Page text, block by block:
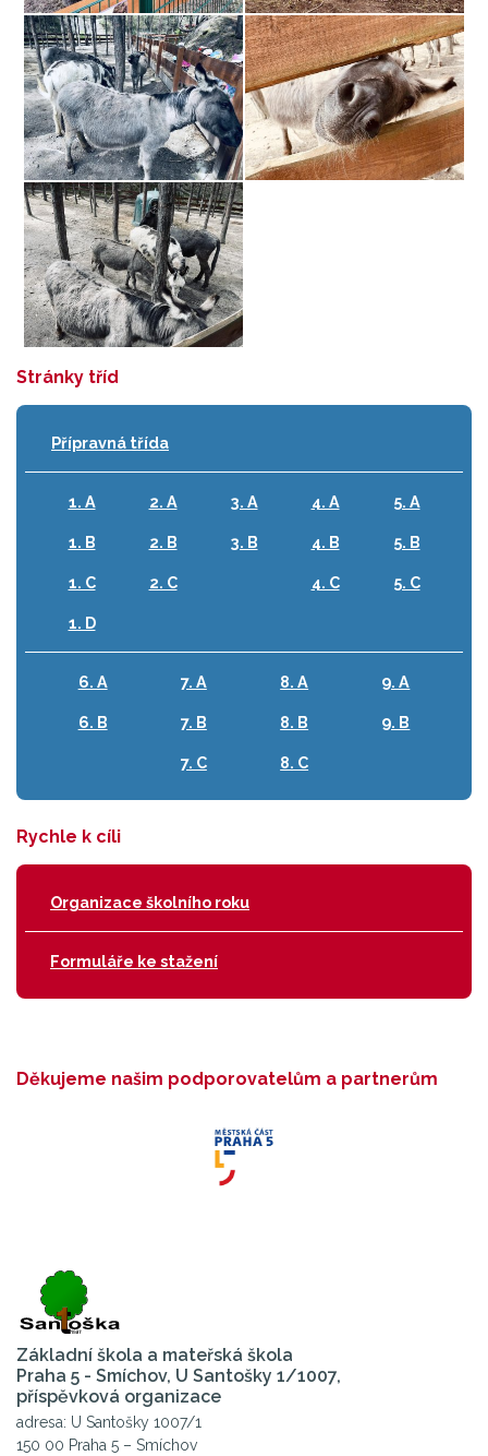
Stránky tříd
Přípravná třída
1. A
1. B
1. C
1. D
2. A
2. B
2. C
3. A
3. B
4. A
4. B
4. C
5. A
5. B
5. C
6. A
6. B
7. A
7. B
7. C
8. A
8. B
8. C
9. A
9. B
Rychle k cíli
Organizace školního roku
Formuláře ke stažení
Děkujeme našim podporovatelům a partnerům
Základní škola a mateřská škola
Praha 5 - Smíchov, U Santošky 1/1007,
příspěvková organizace
adresa: U Santošky 1007/1
150 00 Praha 5 – Smíchov